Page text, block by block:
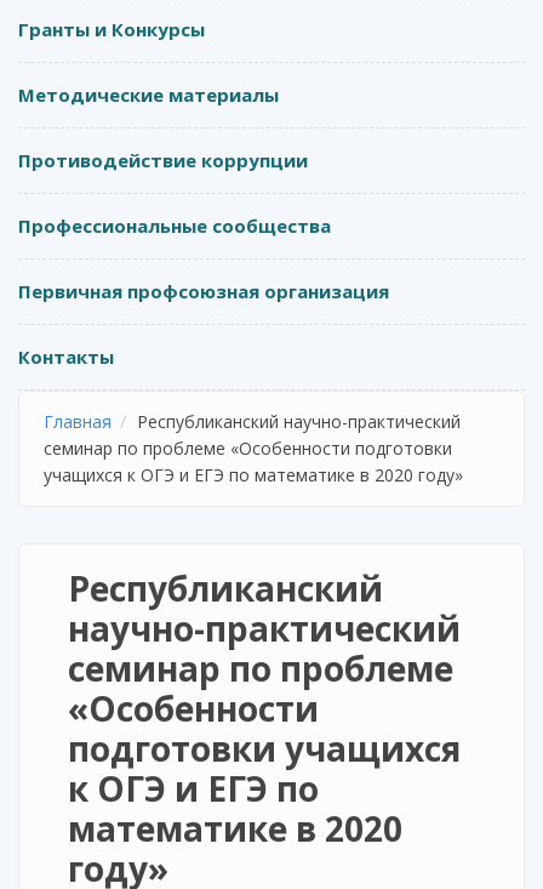
Гранты и Конкурсы
Методические материалы
Противодействие коррупции
Профессиональные сообщества
Первичная профсоюзная организация
Контакты
Главная
Республиканский научно-практический
семинар по проблеме «Особенности подготовки
учащихся к ОГЭ и ЕГЭ по математике в 2020 году»
Республиканский
научно-практический
семинар по проблеме
«Особенности
подготовки учащихся
к ОГЭ и ЕГЭ по
математике в 2020
году»